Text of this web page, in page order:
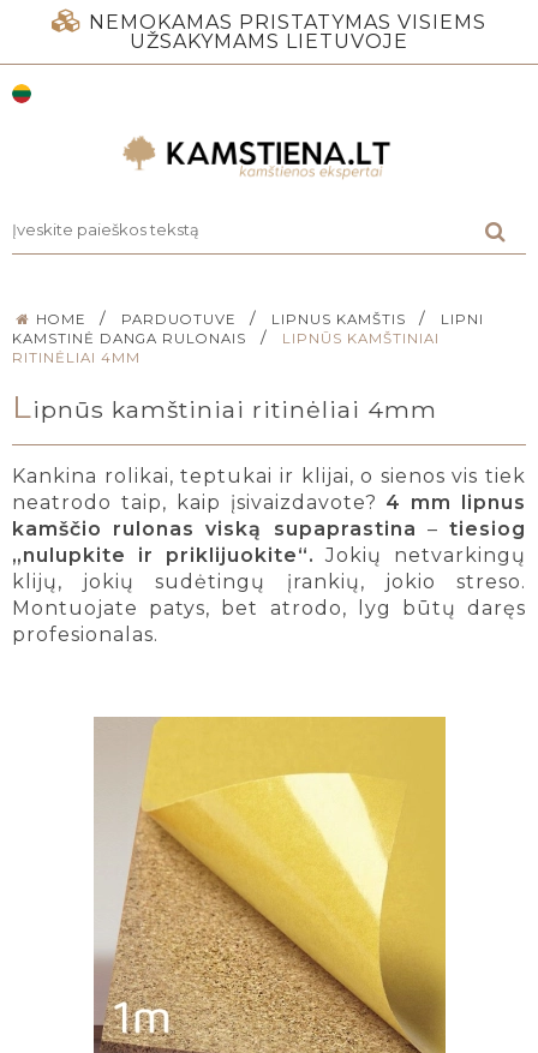
NEMOKAMAS PRISTATYMAS VISIEMS
UŽSAKYMAMS LIETUVOJE
HOME / PARDUOTUVE / LIPNUS KAMŠTIS /
LIPNI
KAMSTINĖ DANGA RULONAIS
/
LIPNŪS KAMŠTINIAI
RITINĖLIAI 4MM
Lipnūs kamštiniai ritinėliai 4mm
Kankina rolikai, teptukai ir klijai, o sienos vis tiek
neatrodo taip, kaip įsivaizdavote? 4 mm lipnus
kamščio rulonas viską supaprastina –tiesiog
„nulupkite ir priklijuokite“. Jokių netvarkingų
klijų, jokių sudėtingų įrankių, jokio streso.
Montuojate patys, bet atrodo, lyg būtų daręs
profesionalas.